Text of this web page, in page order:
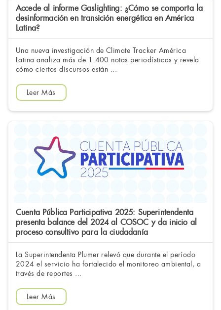
Accede al informe Gaslighting: ¿Cómo se comporta la
desinformación en transición energética en América
Latina?
Una nueva investigación de Climate Tracker América
Latina analiza más de 1.400 notas periodísticas y revela
cómo ciertos discursos están ...
Leer Más
Cuenta Pública Participativa 2025: Superintendenta
presenta balance del 2024 al COSOC y da inicio al
proceso consultivo para la ciudadanía
La Superintendenta Plumer relevó que durante el período
2024 el servicio ha fortalecido el monitoreo ambiental, a
través de reportes ...
Leer Más